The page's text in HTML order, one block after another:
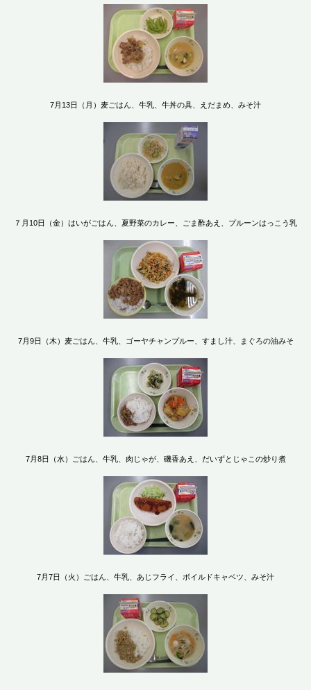
7月13日（月）麦ごはん、牛乳、牛丼の具、えだまめ、みそ汁
７月10日（金）はいがごはん、夏野菜のカレー、ごま酢あえ、プルーンはっこう乳
7月9日（木）麦ごはん、牛乳、ゴーヤチャンプルー、すまし汁、まぐろの油みそ
7月8日（水）ごはん、牛乳、肉じゃが、磯香あえ、だいずとじゃこの炒り煮
7月7日（火）ごはん、牛乳、あじフライ、ボイルドキャベツ、みそ汁